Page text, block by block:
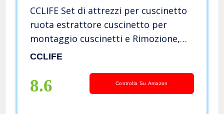
CCLIFE Set di attrezzi per cuscinetto
ruota estrattore cuscinetto per
montaggio cuscinetti e Rimozione,
estrattore per cuscinetti ruota
CCLIFE
8.6 Controlla Su Amazon